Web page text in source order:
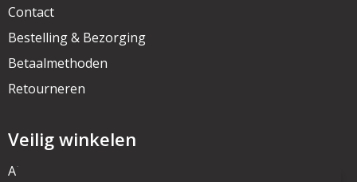
Contact
Bestelling & Bezorging
Betaalmethoden
Retourneren
Veilig winkelen
Algemene voorwaarden